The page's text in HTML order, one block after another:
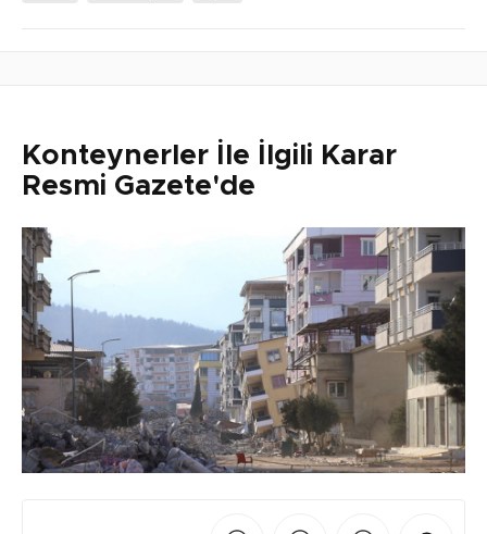
Konteynerler İle İlgili Karar
Resmi Gazete'de